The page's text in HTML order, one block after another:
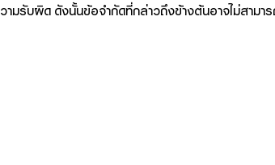
มรับผิด ดังนั้นข้อจำกัดที่กล่าวถึงข้างต้นอาจไม่สามา